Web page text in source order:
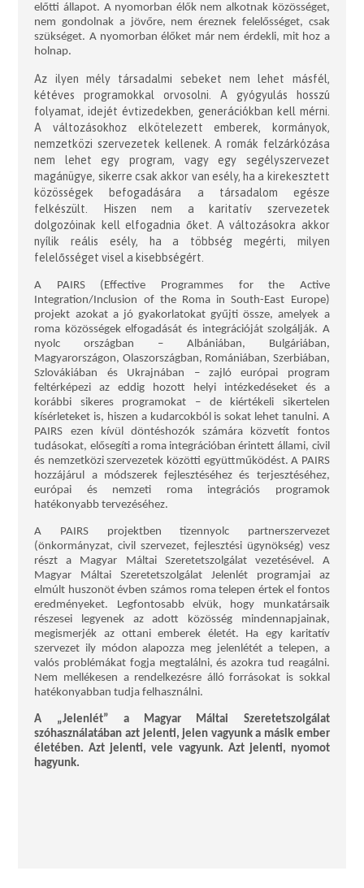
előtti állapot. A nyomorban élők nem alkotnak közösséget,
nem gondolnak a jövőre, nem éreznek felelősséget, csak
szükséget. A nyomorban élőket már nem érdekli, mit hoz a
holnap.
Az ilyen mély társadalmi sebeket nem lehet másfél,
kétéves programokkal orvosolni. A gyógyulás hosszú
folyamat, idejét évtizedekben, generációkban kell mérni.
A változásokhoz elkötelezett emberek, kormányok,
nemzetközi szervezetek kellenek. A romák felzárkózása
nem lehet egy program, vagy egy segélyszervezet
magánügye, sikerre csak akkor van esély, ha a kirekesztett
közösségek befogadására a társadalom egésze
felkészült. Hiszen nem a karitatív szervezetek
dolgozóinak kell elfogadnia őket. A változásokra akkor
nyílik reális esély, ha a többség megérti, milyen
felelősséget visel a kisebbségért.
A PAIRS (Effective Programmes for the Active
Integration/Inclusion of the Roma in South-East Europe)
projekt azokat a jó gyakorlatokat gyűjti össze, amelyek a
roma közösségek elfogadását és integrációját szolgálják. A
nyolc országban – Albániában, Bulgáriában,
Magyarországon, Olaszországban, Romániában, Szerbiában,
Szlovákiában és Ukrajnában – zajló európai program
feltérképezi az eddig hozott helyi intézkedéseket és a
korábbi sikeres programokat – de kiértékeli sikertelen
kísérleteket is, hiszen a kudarcokból is sokat lehet tanulni. A
PAIRS ezen kívül döntéshozók számára közvetít fontos
tudásokat, elősegíti a roma integrációban érintett állami, civil
és nemzetközi szervezetek közötti együttműködést. A PAIRS
hozzájárul a módszerek fejlesztéséhez és terjesztéséhez,
európai és nemzeti roma integrációs programok
hatékonyabb tervezéséhez.
A PAIRS projektben tizennyolc partnerszervezet
(önkormányzat, civil szervezet, fejlesztési ügynökség) vesz
részt a Magyar Máltai Szeretetszolgálat vezetésével. A
Magyar Máltai Szeretetszolgálat Jelenlét programjai az
elmúlt huszonöt évben számos roma telepen értek el fontos
eredményeket. Legfontosabb elvük, hogy munkatársaik
részesei legyenek az adott közösség mindennapjainak,
megismerjék az ottani emberek életét. Ha egy karitatív
szervezet ily módon alapozza meg jelenlétét a telepen, a
valós problémákat fogja megtalálni, és azokra tud reagálni.
Nem mellékesen a rendelkezésre álló forrásokat is sokkal
hatékonyabban tudja felhasználni.
A „Jelenlét” a Magyar Máltai Szeretetszolgálat
szóhasználatában azt jelenti, jelen vagyunk a másik ember
életében. Azt jelenti, vele vagyunk. Azt jelenti, nyomot
hagyunk.